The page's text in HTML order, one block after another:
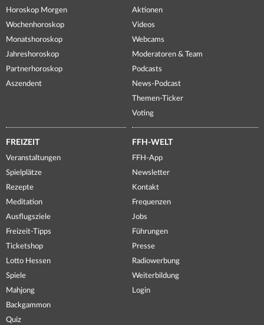
Horoskop Morgen
Wochenhoroskop
Monatshoroskop
Jahreshoroskop
Partnerhoroskop
Aszendent
Aktionen
Videos
Webcams
Moderatoren & Team
Podcasts
News-Podcast
Themen-Ticker
Voting
FREIZEIT
Veranstaltungen
Spielplätze
Rezepte
Meditation
Ausflugsziele
Freizeit-Tipps
Ticketshop
Lotto Hessen
Spiele
Mahjong
Backgammon
Quiz
FFH-WELT
FFH-App
Newsletter
Kontakt
Frequenzen
Jobs
Führungen
Presse
Radiowerbung
Weiterbildung
Login